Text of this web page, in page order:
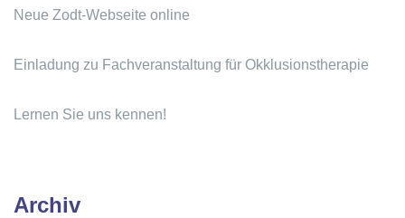
Neue Zodt-Webseite online
Einladung zu Fachveranstaltung für Okklusionstherapie
Lernen Sie uns kennen!
Archiv